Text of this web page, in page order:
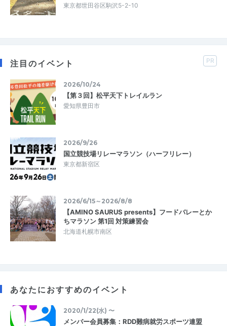
東京都世田谷区駒沢5-2-10
注目のイベント PR
2026/10/24
【第３回】松平天下トレイルラン
愛知県豊田市
2026/9/26
国立競技場リレーマラソン（ハーフリレー）
東京都新宿区
2026/6/15～2026/8/8
【AMINO SAURUS presents】フードバレーとか
ちマラソン 第1回 対策練習会
北海道札幌市南区
あなたにおすすめのイベント
2020/1/22(水) 〜
メンバー会員募集：RDD難病就労スポーツ連盟